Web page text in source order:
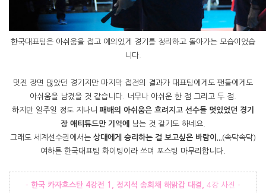
한국대표팀은 아쉬움을 접고 예의있게 경기를 정리하고 돌아가는 모습이었습
니다.
멋진 장면 많았던 경기지만 마지막 접전의 결과가 대표팀에게도 팬들에게도
아쉬움을 남겼을 것 같습니다. 너무나 아쉬운 한 점 그리고 두 점.
하지만 일주일 정도 지나니 패배의 아쉬움은 흐려지고 선수들 멋있었던 경기
장 애티튜드만 기억에
남는 것 같기도 하네요.
그래도 세계선수권에서는 상대에게 승리하는 걸 보고싶은 바람이... (속닥속닥)
여하튼 한국대표팀 화이팅이라 쓰며 포스팅 마무리합니다.
- 한국 카자흐스탄 4강전 1, 정지석 송희채 해맑갑 대결, 4강 사진 -